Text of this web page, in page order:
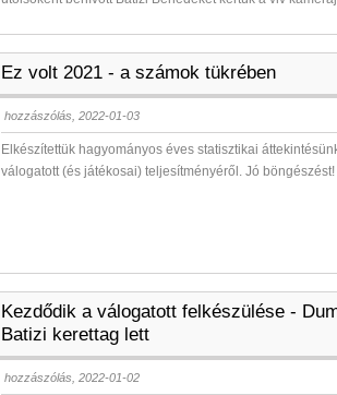
Ez volt 2021 - a számok tükrében
hozzászólás, 2022-01-03
Elkészítettük hagyományos éves statisztikai
válogatott (és játékosai) teljesítményéről. Jó
Kezdődik a válogatott felkészülése -
Batizi kerettag lett
hozzászólás, 2022-01-02